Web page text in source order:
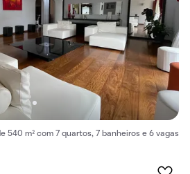
540 m² com 7 quartos, 7 banheiros e 6 vagas